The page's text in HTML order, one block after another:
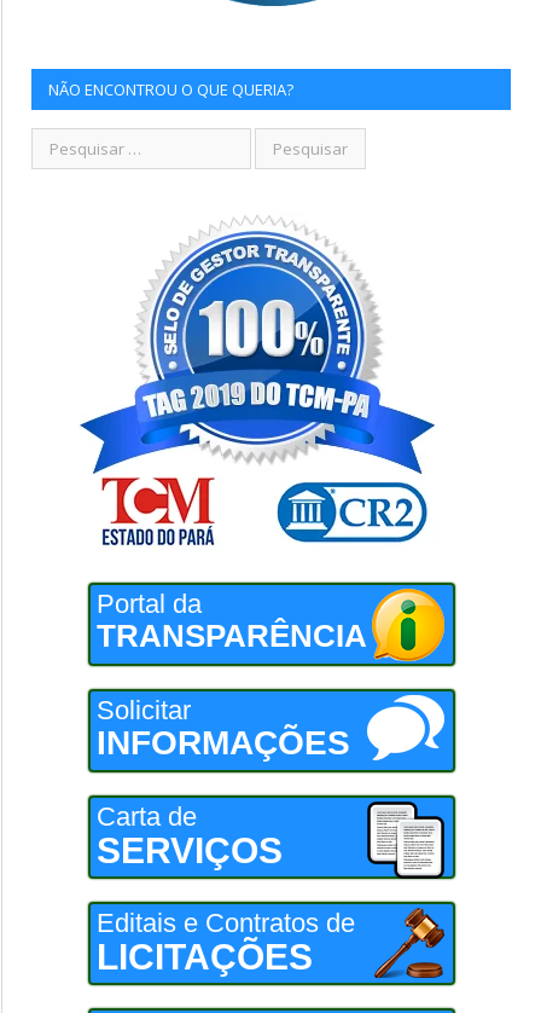
NÃO ENCONTROU O QUE QUERIA?
Portal da
TRANSPARÊNCIA
Solicitar
INFORMAÇÕES
Carta de
SERVIÇOS
Editais e Contratos de
LICITAÇÕES